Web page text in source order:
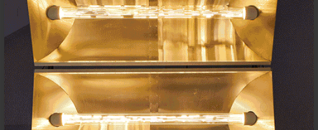
PREMIOS Y CONCURSOS 13 NOVIEMBRE 2023